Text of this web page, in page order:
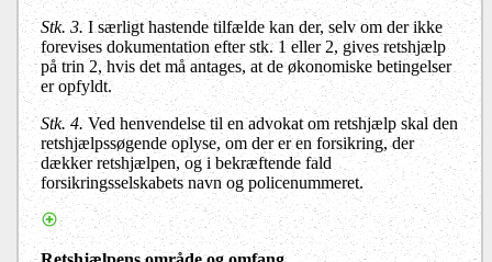
Stk. 3.I særligt hastende tilfælde kan der, selv om der ikke
forevises dokumentation efter stk. 1 eller 2, gives retshjælp
på trin 2, hvis det må antages, at de økonomiske betingelser
er opfyldt.
Stk. 4.Ved henvendelse til en advokat om retshjælp skal den
retshjælpssøgende oplyse, om der er en forsikring, der
dækker retshjælpen, og i bekræftende fald
forsikringsselskabets navn og policenummeret.